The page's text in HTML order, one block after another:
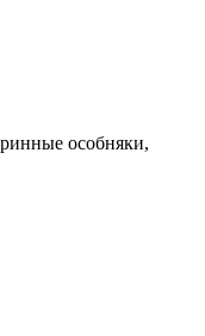
особняки,